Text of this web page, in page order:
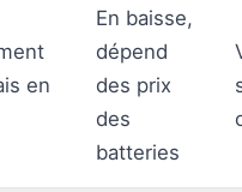
en
En baisse,
dépend
des prix
des
batteries